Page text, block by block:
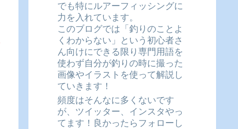
でも特にルアーフィッシングに
力を入れています。
このブログでは「釣りのことよ
くわからない」という初心者さ
ん向けにできる限り専門用語を
使わず自分が釣りの時に撮った
画像やイラストを使って解説し
ていきます！
頻度はそんなに多くないです
が、ツイッター、インスタやっ
てます！良かったらフォローし